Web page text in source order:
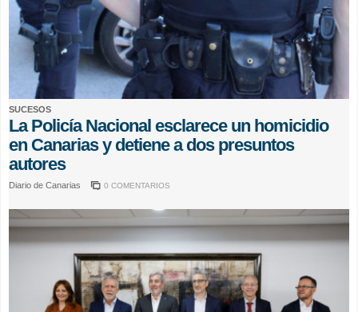
SUCESOS
La Policía Nacional esclarece un homicidio
en Canarias y detiene a dos presuntos
autores
Diario de Canarias 0 COMENTARIOS